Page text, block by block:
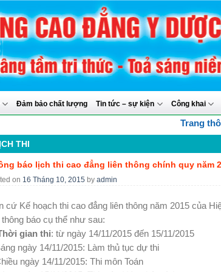
Đảm bảo chất lượng Tin tức – sự kiện Công khai
Trang
THI
báo lịch thi cao đẳng liên thông chính quy năm
on 16 Tháng 10, 2015 by admin
cứ Kế hoạch thi cao đẳng liên thông năm 2015 của
thông báo cụ thể như sau:
gian thi: từ ngày 14/11/2015 đến 15/11/2015
ngày 14/11/2015: Làm thủ tục dự thi
ngày 14/11/2015: Thi môn Toán